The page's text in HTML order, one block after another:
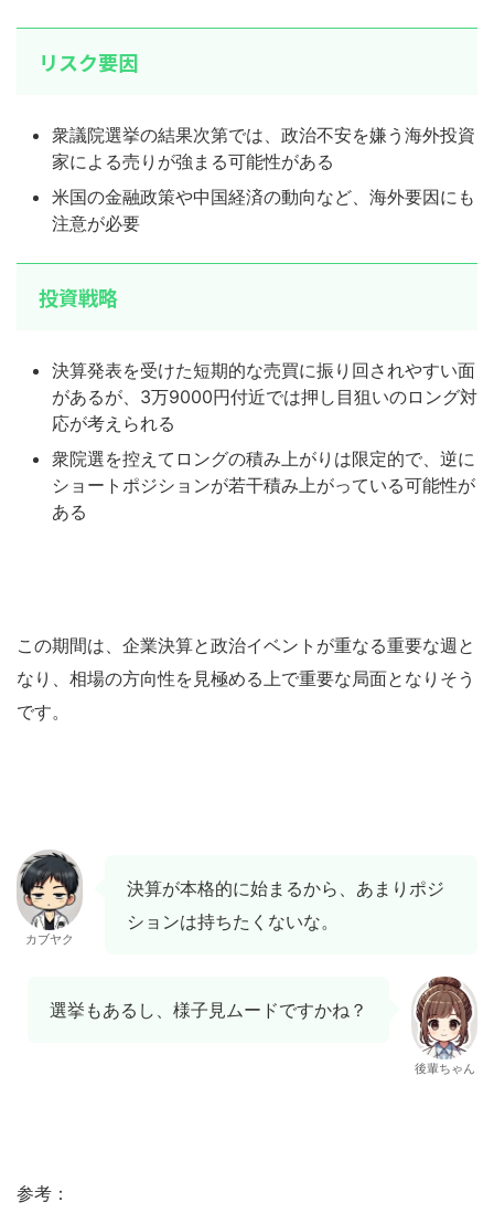
リスク要因
衆議院選挙の結果次第では、政治不安を嫌う海外投資
家による売りが強まる可能性がある
米国の金融政策や中国経済の動向など、海外要因にも
注意が必要
投資戦略
決算発表を受けた短期的な売買に振り回されやすい面
があるが、3万9000円付近では押し目狙いのロング対
応が考えられる
衆院選を控えてロングの積み上がりは限定的で、逆に
ショートポジションが若干積み上がっている可能性が
ある
この期間は、企業決算と政治イベントが重なる重要な週と
なり、相場の方向性を見極める上で重要な局面となりそう
です。
カブヤク
決算が本格的に始まるから、あまりポジ
ションは持ちたくないな。
選挙もあるし、様子見ムードですかね？
後輩ちゃん
参考：